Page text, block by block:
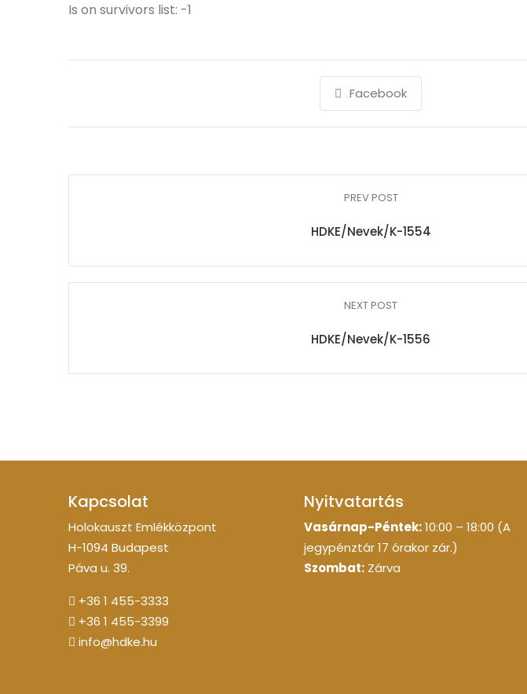
Is on survivors list: -1
Facebook
PREV POST
HDKE/Nevek/K-1554
NEXT POST
HDKE/Nevek/K-1556
Kapcsolat
Holokauszt Emlékközpont
H-1094 Budapest
Páva u. 39.
+36 1 455-3333
+36 1 455-3399
info@hdke.hu
Nyitvatartás
Vasárnap-Péntek:10:00 – 18:00 (A
jegypénztár 17 órakor zár.)
Szombat: Zárva